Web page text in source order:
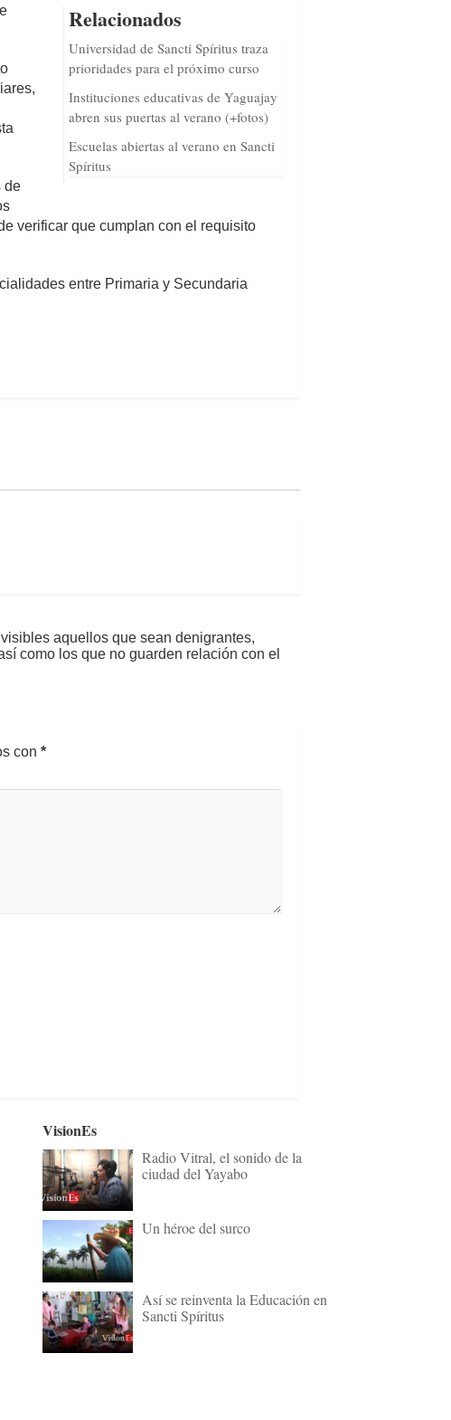
Relacionados
Universidad de Sancti Spíritus traza
prioridades para el próximo curso
Instituciones educativas de Yaguajay
abren sus puertas al verano (+fotos)
Escuelas abiertas al verano en Sancti
Spíritus
de
verificar que cumplan con el requisito
entre Primaria y Secundaria
aquellos que sean denigrantes,
como los que no guarden relación con el
con *
VisionEs
Radio Vitral, el sonido de la
ciudad del Yayabo
Un héroe del surco
Así se reinventa la Educación en
Sancti Spíritus